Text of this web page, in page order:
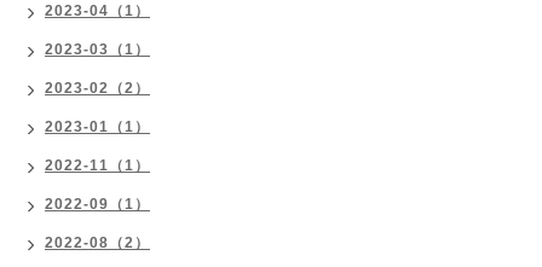
2023-04（1）
2023-03（1）
2023-02（2）
2023-01（1）
2022-11（1）
2022-09（1）
2022-08（2）